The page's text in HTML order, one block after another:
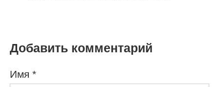
Добавить комментарий
Имя *